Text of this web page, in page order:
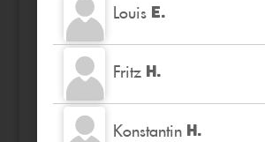
Louis E.
Fritz H.
Konstantin H.